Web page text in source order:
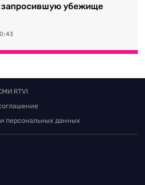
убежище
RTVI
персональных данных